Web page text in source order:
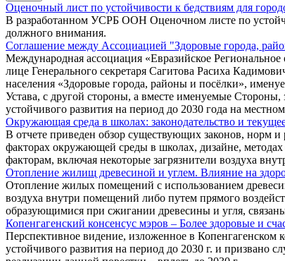
Оценочный лист по устойчивости к бедствиям для
В разработанном УСРБ ООН Оценочном листе по
должного внимания.
Соглашение между Ассоциацией "Здоровые города,
Международная ассоциация «Евразийское
лице Генерального секретаря Сагитова Расиха
населения «Здоровые города, районы и посёлки»,
Устава, с другой стороны, а вместе именуемые
устойчивого развития на период до 2030 года на
Окружающая среда в школах: законодательство и
В отчете приведен обзор существующих законов, норм
факторах окружающей среды в школах, дизайне,
факторам, включая некоторые загрязнители воздуха
Отопление жилищ древесиной и углем. Влияние на
Отопление жилых помещений с использованием
воздуха внутри помещений либо путем прямого
образующимися при сжигании древесины и угля,
Копенгагенский консенсус мэров – Более здоровые и
Перспективное видение, изложенное в Копенгагенском
устойчивого развития на период до 2030 г. и призвано